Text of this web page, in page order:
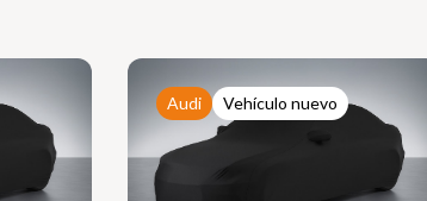
Audi Vehículo nuevo